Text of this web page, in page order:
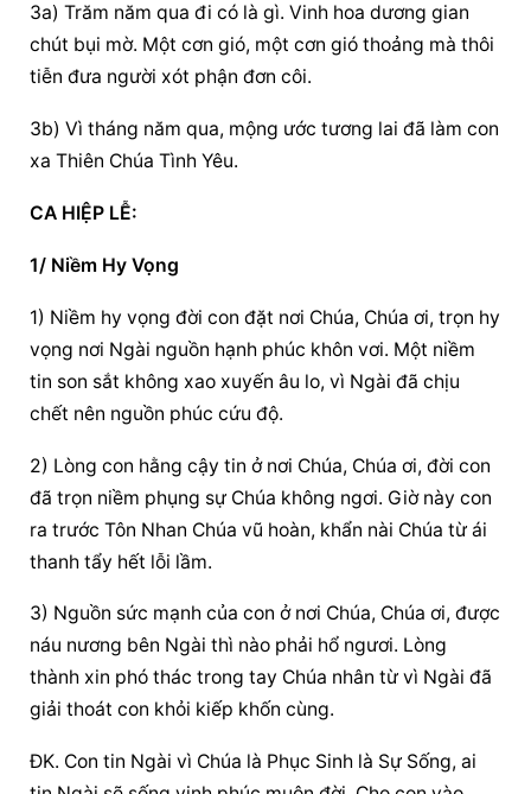
3a) Trăm năm qua đi có là gì. Vinh hoa dương gian
chút bụi mờ. Một cơn gió, một cơn gió thoảng mà thôi
tiễn đưa người xót phận đơn côi.
3b) Vì tháng năm qua, mộng ước tương lai đã làm con
xa Thiên Chúa Tình Yêu.
CA HIỆP LỄ:
1/ Niềm Hy Vọng
1) Niềm hy vọng đời con đặt nơi Chúa, Chúa ơi, trọn hy
vọng nơi Ngài nguồn hạnh phúc khôn vơi. Một niềm
tin son sắt không xao xuyến âu lo, vì Ngài đã chịu
chết nên nguồn phúc cứu độ.
2) Lòng con hằng cậy tin ở nơi Chúa, Chúa ơi, đời con
đã trọn niềm phụng sự Chúa không ngơi. Giờ này con
ra trước Tôn Nhan Chúa vũ hoàn, khẩn nài Chúa từ ái
thanh tẩy hết lỗi lầm.
3) Nguồn sức mạnh của con ở nơi Chúa, Chúa ơi, được
náu nương bên Ngài thì nào phải hổ ngươi. Lòng
thành xin phó thác trong tay Chúa nhân từ vì Ngài đã
giải thoát con khỏi kiếp khốn cùng.
ĐK. Con tin Ngài vì Chúa là Phục Sinh là Sự Sống, ai